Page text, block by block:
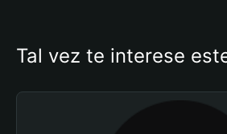
Tal vez te interese